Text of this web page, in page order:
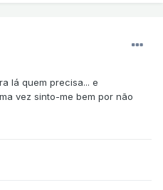
lá quem precisa... e
vez sinto-me bem por não